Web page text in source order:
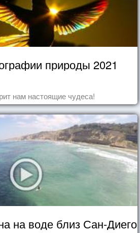
природы 2021
нам настоящие чудеса!
на воде близ Сан-Диего